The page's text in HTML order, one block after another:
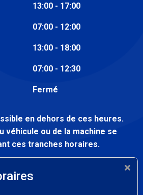
13:00 - 17:00
07:00 - 12:00
13:00 - 18:00
07:00 - 12:30
Fermé
en dehors de ces heures.
véhicule ou de la machine se
ces tranches horaires.